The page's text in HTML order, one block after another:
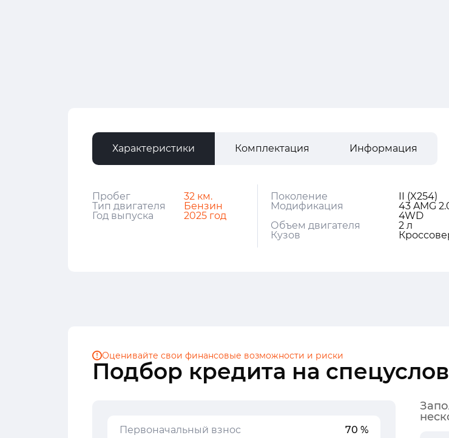
Характеристики Комплектация Информация
Пробег
32 км.
Тип двигателя
Бензин
Год выпуска
2025 год
Поколение
II (X254)
Модификация
43 AMG
4WD
Объем двигателя
2 л
Кузов
Подбор кредита на
Оценивайте свои финансовые возможности и риски
Первоначальный взнос 70 %